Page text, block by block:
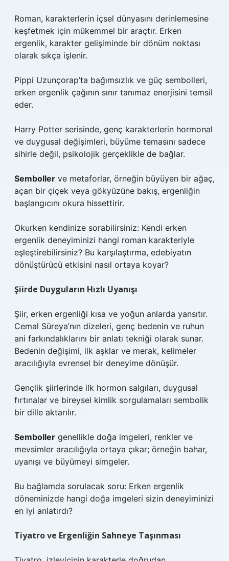
Roman, karakterlerin içsel dünyasını derinlemesine
keşfetmek için mükemmel bir araçtır. Erken
ergenlik, karakter gelişiminde bir dönüm noktası
olarak sıkça işlenir.
Pippi Uzunçorap’ta bağımsızlık ve güç sembolleri,
erken ergenlik çağının sınır tanımaz enerjisini temsil
eder.
Harry Potter serisinde, genç karakterlerin hormonal
ve duygusal değişimleri, büyüme temasını sadece
sihirle değil, psikolojik gerçeklikle de bağlar.
Semboller ve metaforlar, örneğin büyüyen bir ağaç,
açan bir çiçek veya gökyüzüne bakış, ergenliğin
başlangıcını okura hissettirir.
Okurken kendinize sorabilirsiniz: Kendi erken
ergenlik deneyiminizi hangi roman karakteriyle
eşleştirebilirsiniz? Bu karşılaştırma, edebiyatın
dönüştürücü etkisini nasıl ortaya koyar?
Şiirde Duyguların Hızlı Uyanışı
Şiir, erken ergenliği kısa ve yoğun anlarda yansıtır.
Cemal Süreya’nın dizeleri, genç bedenin ve ruhun
ani farkındalıklarını bir anlatı tekniği olarak sunar.
Bedenin değişimi, ilk aşklar ve merak, kelimeler
aracılığıyla evrensel bir deneyime dönüşür.
Gençlik şiirlerinde ilk hormon salgıları, duygusal
fırtınalar ve bireysel kimlik sorgulamaları sembolik
bir dille aktarılır.
Semboller genellikle doğa imgeleri, renkler ve
mevsimler aracılığıyla ortaya çıkar; örneğin bahar,
uyanışı ve büyümeyi simgeler.
Bu bağlamda sorulacak soru: Erken ergenlik
döneminizde hangi doğa imgeleri sizin deneyiminizi
en iyi anlatırdı?
Tiyatro ve Ergenliğin Sahneye Taşınması